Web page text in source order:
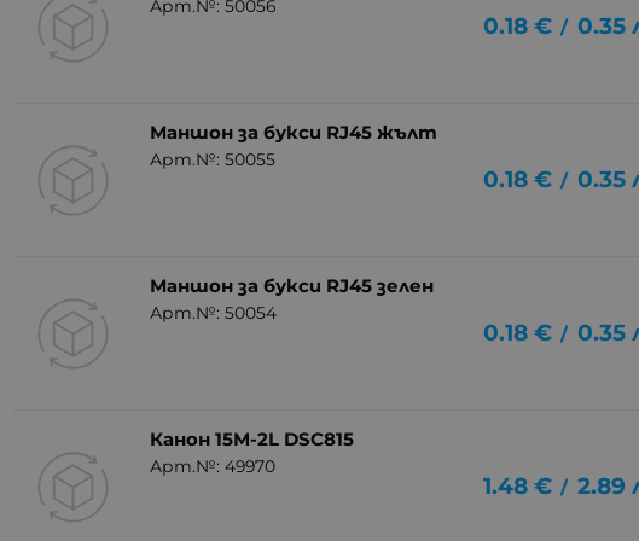
Арт.№: 50056
0.18 € / 0.35
Маншон за букси RJ45 жълт
Арт.№: 50055
0.18 € / 0.35
Маншон за букси RJ45 зелен
Арт.№: 50054
0.18 € / 0.35
Канон 15M-2L DSC815
Арт.№: 49970
1.48 € / 2.89